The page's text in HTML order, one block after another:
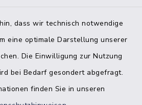
dass wir technisch notwendige
eine optimale Darstellung unserer
Die Einwilligung zur Nutzung
bei Bedarf gesondert abgefragt.
finden Sie in unseren
der Amtskasse